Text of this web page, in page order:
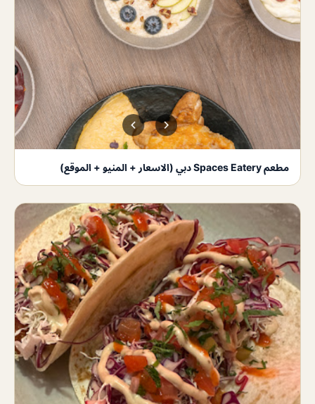
مطعم Spaces Eatery دبي (الاسعار + المنيو + الموقع)